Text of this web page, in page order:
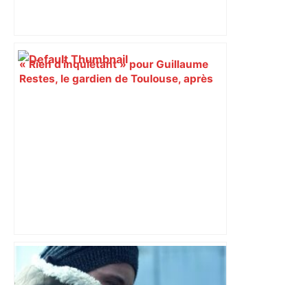
« Rien d'inquiétant » pour Guillaume
Restes, le gardien de Toulouse, après
"Le pain au chocolat vaincra la
chocolatine" : des milliers de